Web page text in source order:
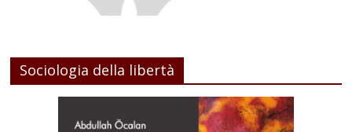
Sociologia della libertà